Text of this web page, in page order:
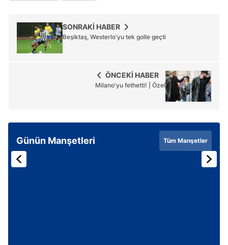
SONRAKİ HABER
Beşiktaş, Westerlo'yu tek golle geçti
ÖNCEKİ HABER
Milano'yu fethetti! | Özel
Günün Manşetleri Tüm Manşetler